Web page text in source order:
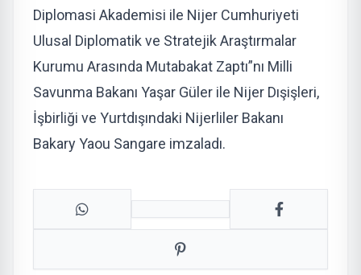
Diplomasi Akademisi ile Nijer Cumhuriyeti
Ulusal Diplomatik ve Stratejik Araştırmalar
Kurumu Arasında Mutabakat Zaptı”nı Milli
Savunma Bakanı Yaşar Güler ile Nijer Dışişleri,
İşbirliği ve Yurtdışındaki Nijerliler Bakanı
Bakary Yaou Sangare imzaladı.